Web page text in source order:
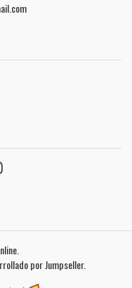
por Jumpseller.